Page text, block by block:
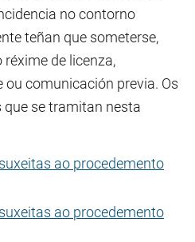
no contorno
teñan que someterse,
réxime de licenza,
comunicación previa. Os
se tramitan nesta
ao procedemento
ao procedemento